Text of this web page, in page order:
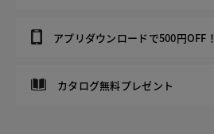
アプリダウンロードで500円OFF！
カタログ無料プレゼント